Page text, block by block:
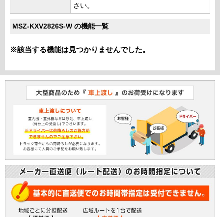
さい。
MSZ-KXV2826S-W の機能一覧
※該当する機能は見つかりませんでした。